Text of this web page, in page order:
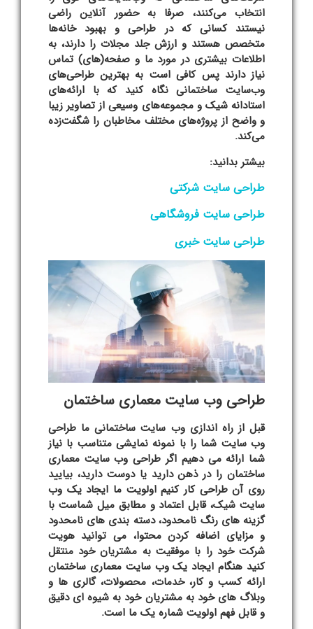
انتخاب می‌کنند، صرفا به حضور آنلاین راضی
نیستند کسانی که در طراحی و بهبود خانه‌ها
متخصص هستند و ارزش جلد مجلات را دارند، به
اطلاعات بیشتری در مورد ما و صفحه(های) تماس
نیاز دارند پس کافی است به بهترین طراحی‌های
وب‌سایت ساختمانی نگاه کنید که با ارائه‌های
استادانه شیک و مجموعه‌های وسیعی از تصاویر زیبا
و واضح از پروژه‌های مختلف مخاطبان را شگفت‌زده
می‌کند.
بیشتر بدانید:
طراحی سایت شرکتی
طراحی سایت فروشگاهی
طراحی سایت خبری
طراحی وب سایت معماری ساختمان
قبل از راه اندازیوب سایت ساختمانیما طراحی
وب سایت شما را با نمونه نمایشی متناسب با نیاز
شما ارائه می دهیم اگر طراحی وب سایت معماری
ساختمان را در ذهن دارید یا دوست دارید، بیایید
روی آن طراحی کار کنیم اولویت ما ایجاد یک وب
سایت شیک، قابل اعتماد و مطابق میل شماست با
گزینه های رنگ نامحدود، دسته بندی های نامحدود
و مزایای اضافه کردن محتوا، می توانید هویت
شرکت خود را با موفقیت به مشتریان خود منتقل
کنید هنگام ایجاد یک وب سایت معماری ساختمان
ارائه کسب و کار، خدمات، محصولات، گالری ها و
وبلاگ های خود به مشتریان خود به شیوه ای دقیق
و قابل فهم اولویت شماره یک ما است.